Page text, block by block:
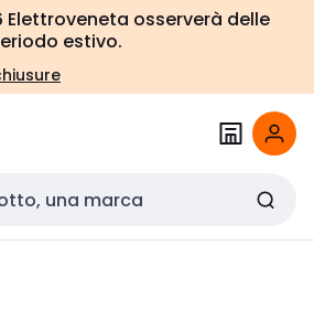
osserverà delle
estivo.